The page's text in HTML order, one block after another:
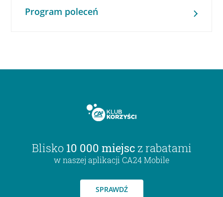
Program poleceń
Blisko 10 000 miejsc z rabatami
w naszej aplikacji CA24 Mobile
SPRAWDŹ